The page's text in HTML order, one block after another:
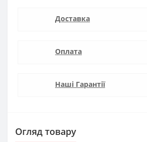
Доставка
Оплата
Наші Гарантії
Огляд товару